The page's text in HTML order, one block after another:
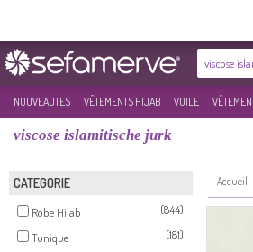
NOUVEAUTES VÊTEMENTS HIJAB VOILE
viscose islamitische jurk
CATEGORIE
Robe Hijab
(844)
Tunique
(181)
Accueil